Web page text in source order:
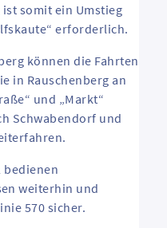
somit ein Umstieg
erforderlich.
können die Fahrten
in Rauschenberg an
und „Markt“
Schwabendorf und
bedienen
weiterhin und
570 sicher.